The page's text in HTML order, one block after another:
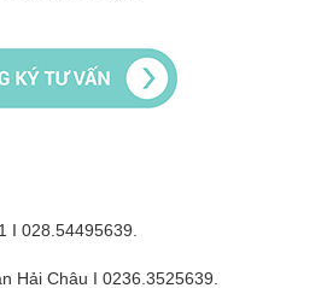
I 028.54495639.
Hải Châu I 0236.3525639.